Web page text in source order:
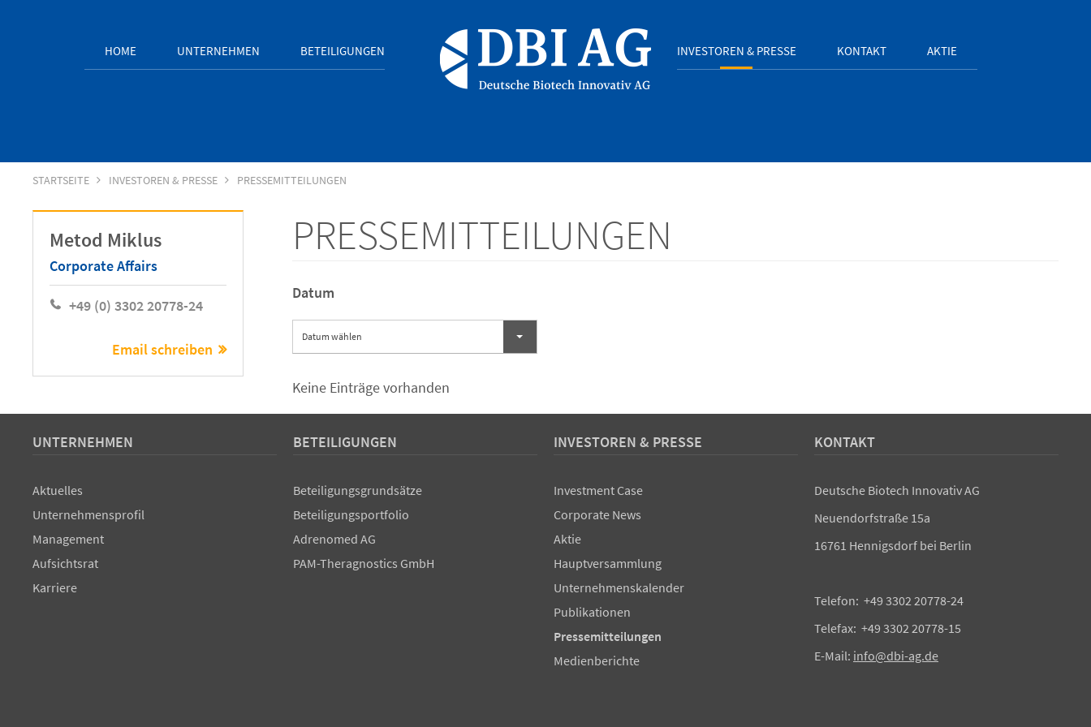
HOME UNTERNEHMEN BETEILIGUNGEN INVESTOREN & PRESSE KONTAKT AKTIE
STARTSEITE INVESTOREN & PRESSE PRESSEMITTEILUNGEN
Metod Miklus
Corporate Affairs
+49 (0) 3302 20778-24
Email schreiben
PRESSEMITTEILUNGEN
Datum
Datum wählen
Keine Einträge vorhanden
UNTERNEHMEN
Aktuelles
Unternehmensprofil
Management
Aufsichtsrat
Karriere
BETEILIGUNGEN
Beteiligungsgrundsätze
Beteiligungsportfolio
Adrenomed AG
PAM-Theragnostics GmbH
INVESTOREN & PRESSE
Investment Case
Corporate News
Aktie
Hauptversammlung
Unternehmenskalender
Publikationen
Pressemitteilungen
Medienberichte
KONTAKT
Deutsche Biotech Innovativ AG
Neuendorfstraße 15a
16761 Hennigsdorf bei Berlin
Telefon: +49 3302 20778-24
Telefax: +49 3302 20778-15
E-Mail: info@dbi-ag.de